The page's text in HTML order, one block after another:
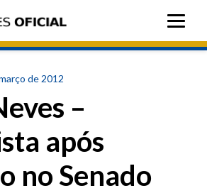
de 2012
–
após
no Senado